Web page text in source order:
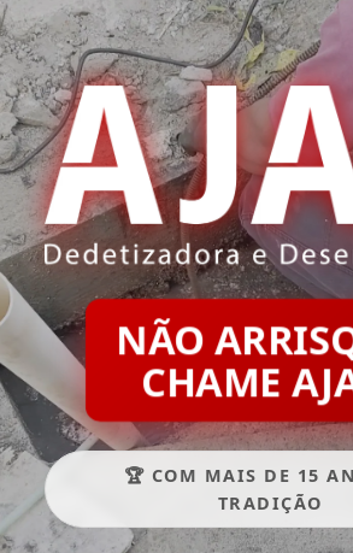
NÃO
CHAME
🏆 COM MAIS DE 15
TRADIÇÃO